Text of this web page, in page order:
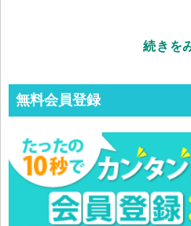
続きを
無料会員登録